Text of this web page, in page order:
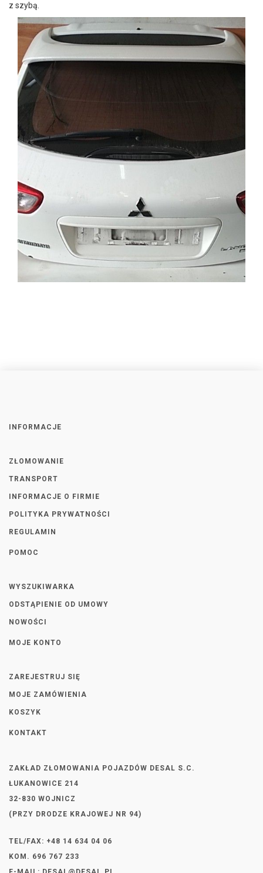
z szybą.
INFORMACJE
ZŁOMOWANIE
TRANSPORT
INFORMACJE O FIRMIE
POLITYKA PRYWATNOŚCI
REGULAMIN
POMOC
WYSZUKIWARKA
ODSTĄPIENIE OD UMOWY
NOWOŚCI
MOJE KONTO
ZAREJESTRUJ SIĘ
MOJE ZAMÓWIENIA
KOSZYK
KONTAKT
ZAKŁAD ZŁOMOWANIA POJAZDÓW DESAL S.C.
ŁUKANOWICE 214
32-830 WOJNICZ
(PRZY DRODZE KRAJOWEJ NR 94)
TEL/FAX: +48 14 634 04 06
KOM. 696 767 233